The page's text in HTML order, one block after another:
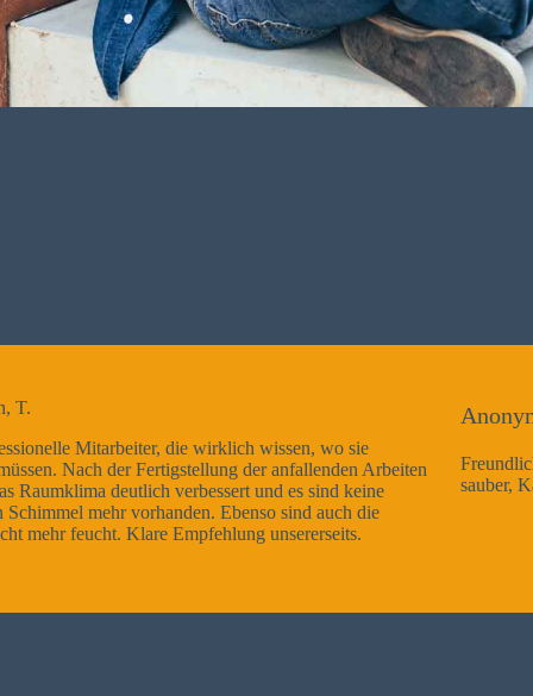
wo sie
Arbeiten
keine
die
Freundliche Mitarbeiter, Arbeitsausführung sehr
sauber, Kann ich nur weiterempfehlen